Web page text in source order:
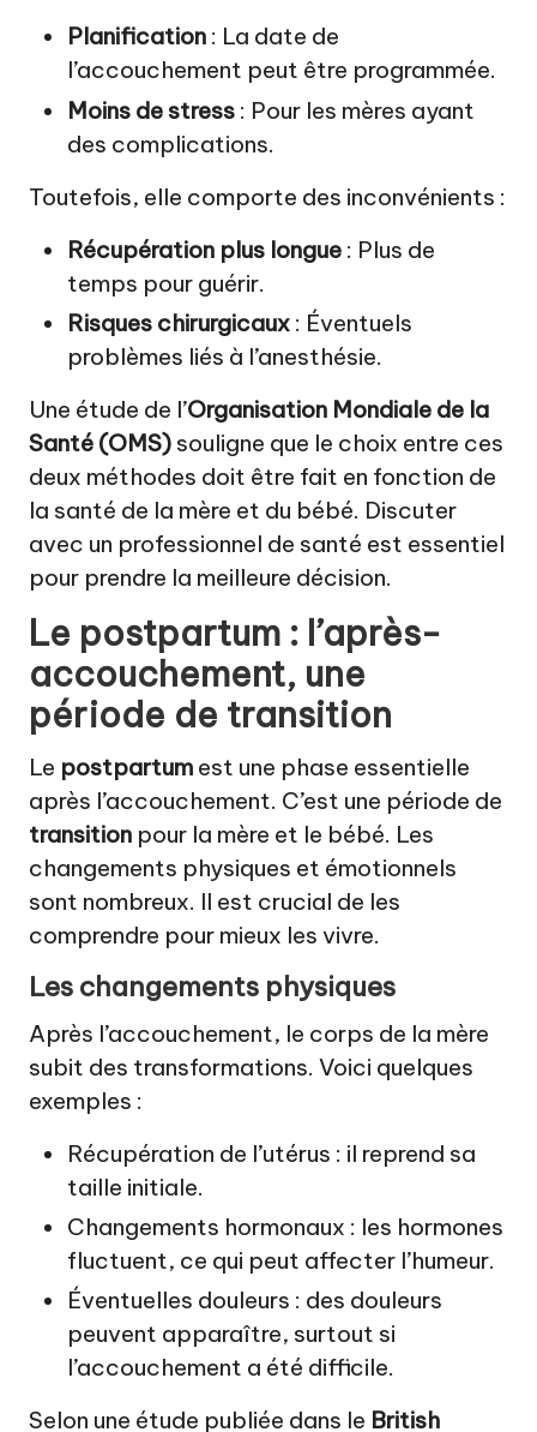
Planification : La date de
l’accouchement peut être programmée.
Moins de stress : Pour les mères ayant
des complications.
Toutefois, elle comporte des inconvénients :
Récupération plus longue : Plus de
temps pour guérir.
Risques chirurgicaux : Éventuels
problèmes liés à l’anesthésie.
Une étude de l’Organisation Mondiale de la
Santé (OMS) souligne que le choix entre ces
deux méthodes doit être fait en fonction de
la santé de la mère et du bébé. Discuter
avec un professionnel de santé est essentiel
pour prendre la meilleure décision.
Le postpartum : l’après-
accouchement, une
période de transition
Le postpartum est une phase essentielle
après l’accouchement. C’est une période de
transition pour la mère et le bébé. Les
changements physiques et émotionnels
sont nombreux. Il est crucial de les
comprendre pour mieux les vivre.
Les changements physiques
Après l’accouchement, le corps de la mère
subit des transformations. Voici quelques
exemples :
Récupération de l’utérus : il reprend sa
taille initiale.
Changements hormonaux : les hormones
fluctuent, ce qui peut affecter l’humeur.
Éventuelles douleurs : des douleurs
peuvent apparaître, surtout si
l’accouchement a été difficile.
Selon une étude publiée dans le British